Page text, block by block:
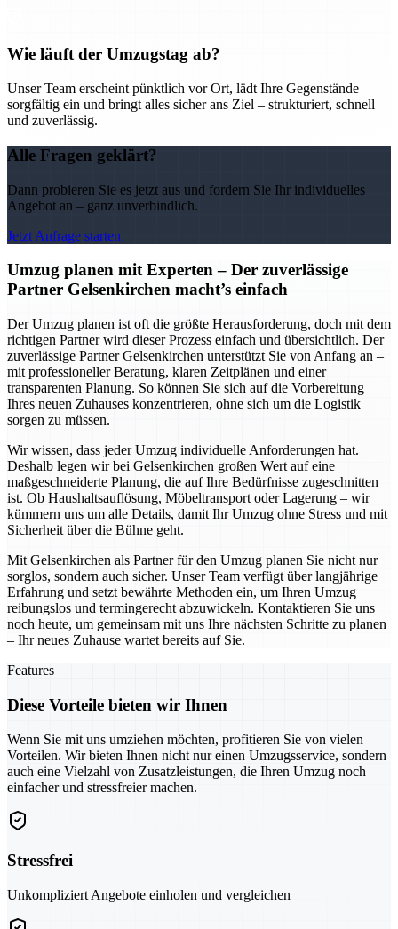
Wie läuft der Umzugstag ab?
Unser Team erscheint pünktlich vor Ort, lädt Ihre Gegenstände
sorgfältig ein und bringt alles sicher ans Ziel – strukturiert, schnell
und zuverlässig.
Alle Fragen geklärt?
Dann probieren Sie es jetzt aus und fordern Sie Ihr individuelles
Angebot an – ganz unverbindlich.
Jetzt Anfrage starten
Umzug planen mit Experten – Der zuverlässige
Partner Gelsenkirchen macht’s einfach
Der Umzug planen ist oft die größte Herausforderung, doch mit dem
richtigen Partner wird dieser Prozess einfach und übersichtlich. Der
zuverlässige Partner Gelsenkirchen unterstützt Sie von Anfang an –
mit professioneller Beratung, klaren Zeitplänen und einer
transparenten Planung. So können Sie sich auf die Vorbereitung
Ihres neuen Zuhauses konzentrieren, ohne sich um die Logistik
sorgen zu müssen.
Wir wissen, dass jeder Umzug individuelle Anforderungen hat.
Deshalb legen wir bei Gelsenkirchen großen Wert auf eine
maßgeschneiderte Planung, die auf Ihre Bedürfnisse zugeschnitten
ist. Ob Haushaltsauflösung, Möbeltransport oder Lagerung – wir
kümmern uns um alle Details, damit Ihr Umzug ohne Stress und mit
Sicherheit über die Bühne geht.
Mit Gelsenkirchen als Partner für den Umzug planen Sie nicht nur
sorglos, sondern auch sicher. Unser Team verfügt über langjährige
Erfahrung und setzt bewährte Methoden ein, um Ihren Umzug
reibungslos und termingerecht abzuwickeln. Kontaktieren Sie uns
noch heute, um gemeinsam mit uns Ihre nächsten Schritte zu planen
– Ihr neues Zuhause wartet bereits auf Sie.
Features
Diese Vorteile bieten wir Ihnen
Wenn Sie mit uns umziehen möchten, profitieren Sie von vielen
Vorteilen. Wir bieten Ihnen nicht nur einen Umzugsservice, sondern
auch eine Vielzahl von Zusatzleistungen, die Ihren Umzug noch
einfacher und stressfreier machen.
Stressfrei
Unkompliziert Angebote einholen und vergleichen